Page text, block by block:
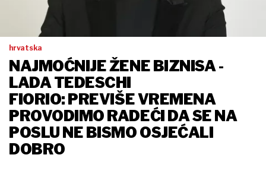
hrvatska
NAJMOĆNIJE ŽENE BIZNISA -
LADA TEDESCHI
FIORIO: PREVIŠE VREMENA
PROVODIMO RADEĆI DA SE NA
POSLU NE BISMO OSJEĆALI
DOBRO